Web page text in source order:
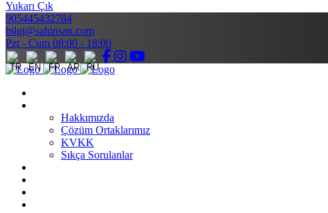
Yukarı Çık
905445432784
bilgi@sahinsan.com
Pzt - Cum 08:00 - 18:00
Hakkımızda
Çözüm Ortaklarımız
KVKK
Sıkça Sorulanlar